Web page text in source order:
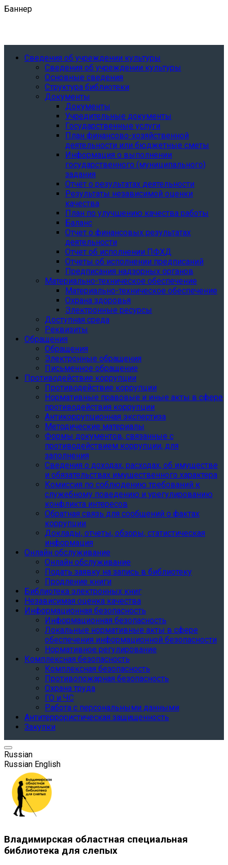
Баннер
Сведения об учреждении культуры
Сведения об учреждении культуры
Основные сведения
Структура библиотеки
Документы
Документы
Учредительные документы
Государственные услуги
План финансово-хозяйственной
деятельности или бюджетные сметы
Информация о выполнении
государственного (муниципального)
задания
Отчёт о результатах деятельности
Результаты независимой оценки
качества
План по улучшению качества работы
Баланс
Отчет о финансовых результатах
деятельности
Отчет об исполнении ПФХД
Отчеты об исполнении предписаний
Предписания надзорных органов
Материально-техническое обеспечение
Материально-техническое обеспечение
Охрана здоровья
Электронные ресурсы
Доступная среда
Реквизиты
Обращения
Обращения
Электронные обращения
Письменное обращение
Противодействие коррупции
Противодействие коррупции
Нормативные правовые и иные акты в сфере
противодействия коррупции
Антикоррупционная экспертиза
Методические материалы
Формы документов, связанные с
противодействием коррупции, для
заполнения
Сведения о доходах, расходах, об имуществе
и обязательствах имущественного характера
Комиссия по соблюдению требований к
служебному поведению и урегулированию
конфликта интересов
Обратная связь для сообщений о фактах
коррупции
Доклады, отчеты, обзоры, статистическая
информация
Онлайн обслуживание
Онлайн обслуживание
Подать заявку на запись в библиотеку
Продление книги
Библиотека электронных книг
Независимая оценка качества
Информационная безопасность
Информационная безопасность
Локальные нормативные акты в сфере
обеспечения информационной безопасности
Нормативное регулирование
Комплексная безопасность
Комплексная безопасность
Противопожарная безопасность
Охрана труда
ГО и ЧС
Работа с персональными данными
Антитеррористическая защищенность
Закупки
Russian
Russian English
Владимирская областная специальная
библиотека для слепых